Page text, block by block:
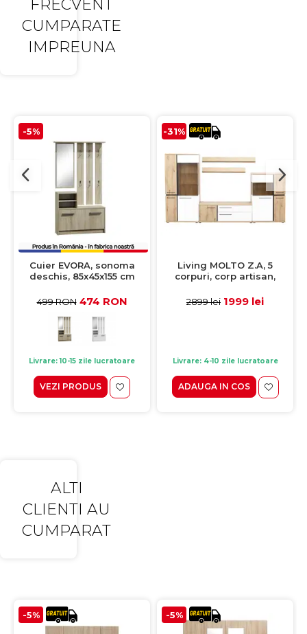
FRECVENT
CUMPARATE
IMPREUNA
-5%
Cuier EVORA, sonoma
deschis, 85x45x155 cm
499 RON 474 RON
Livrare: 10-15 zile lucratoare
VEZI PRODUS
-31%
Living MOLTO Z.A, 5
corpuri, corp artisan,
336x53x201 cm
2899 lei 1999 lei
Livrare: 4-10 zile lucratoare
ADAUGA IN COS
ALTI
CLIENTI AU
CUMPARAT
-5% -5%